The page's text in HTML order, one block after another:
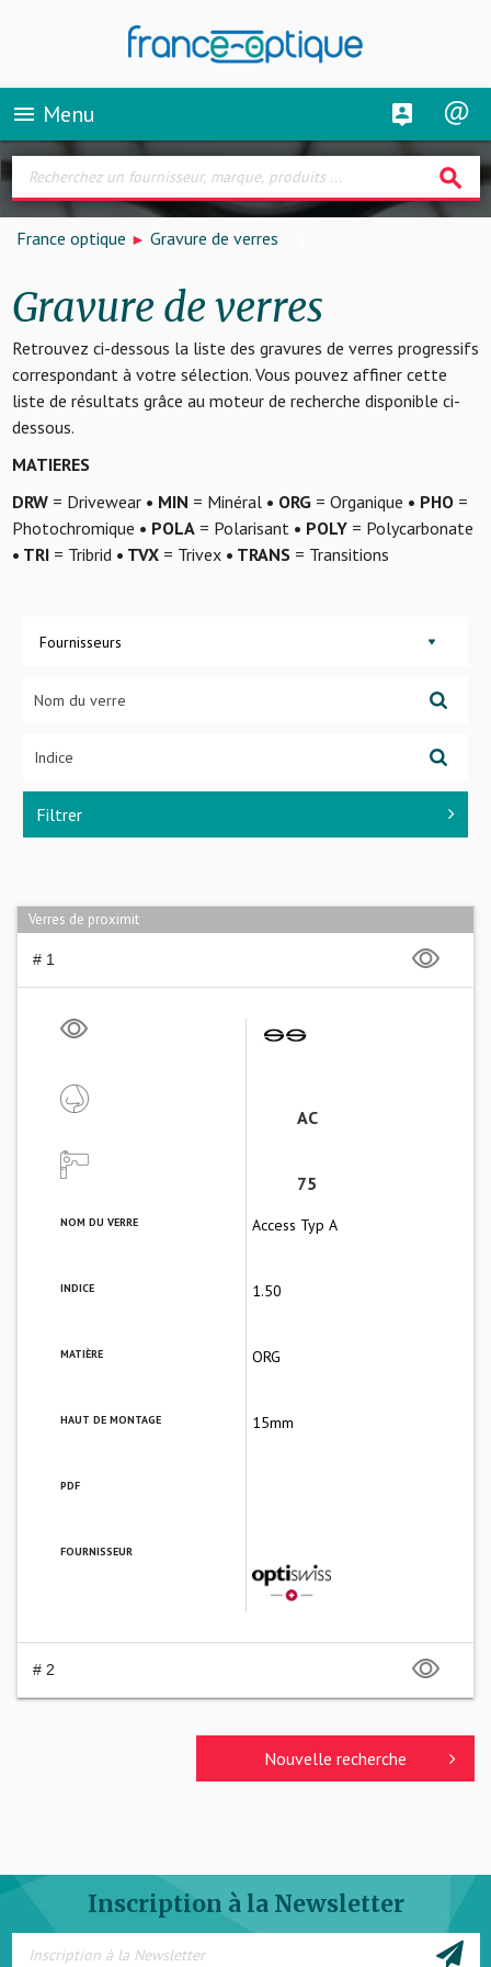
menu Menu
search
France optique Gravure de verres
Gravure de verres
Retrouvez ci-dessous la liste des gravures de verres progressifs
correspondant à votre sélection. Vous pouvez affiner cette
liste de résultats grâce au moteur de recherche disponible ci-
dessous.
MATIERES
DRW= Drivewear • MIN = Minéral • ORG= Organique • PHO=
Photochromique • POLA= Polarisant • POLY= Polycarbonate
• TRI= Tribrid • TVX= Trivex • TRANS= Transitions
Fournisseurs
Filtrer
Verres de proximit
# 1
AC
75
NOM DU VERRE Access Typ A
INDICE 1.50
MATIÈRE ORG
HAUT DE MONTAGE 15mm
PDF
FOURNISSEUR
# 2
Nouvelle recherche
Inscription à la Newsletter